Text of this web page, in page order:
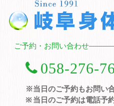
ご予約・お問い合わせ
058-276-
※当日のご予約もお問い
当日のご予約は電話予